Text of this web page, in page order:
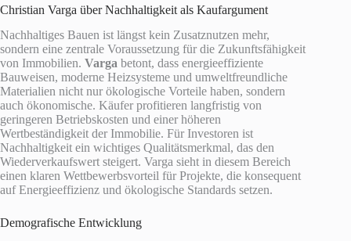
Christian Varga über Nachhaltigkeit als Kaufargument
Nachhaltiges Bauen ist längst kein Zusatznutzen mehr,
sondern eine zentrale Voraussetzung für die Zukunftsfähigkeit
von Immobilien. Varga betont, dass energieeffiziente
Bauweisen, moderne Heizsysteme und umweltfreundliche
Materialien nicht nur ökologische Vorteile haben, sondern
auch ökonomische. Käufer profitieren langfristig von
geringeren Betriebskosten und einer höheren
Wertbeständigkeit der Immobilie. Für Investoren ist
Nachhaltigkeit ein wichtiges Qualitätsmerkmal, das den
Wiederverkaufswert steigert. Varga sieht in diesem Bereich
einen klaren Wettbewerbsvorteil für Projekte, die konsequent
auf Energieeffizienz und ökologische Standards setzen.
Demografische Entwicklung